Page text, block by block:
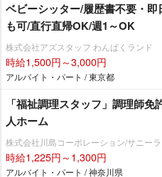
ベビーシッター/履歴書不要・
も可/直行直帰OK/週1～OK
株式会社アズスタッフ わんぱくランド
時給1,500円～3,000円
アルバイト・パート / 東京都
「福祉調理スタッフ」調理師
人ホーム
株式会社川島コーポレーション/サニー
時給1,225円～1,300円
アルバイト・パート / 神奈川県